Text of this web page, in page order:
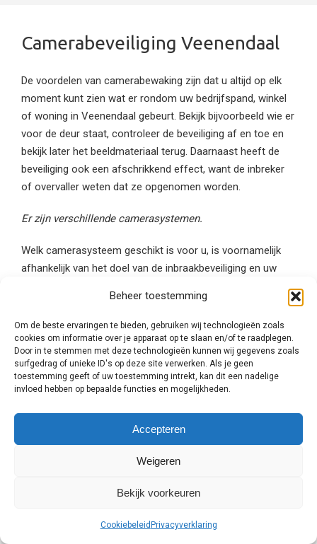
Beheer toestemming
Om de beste ervaringen te bieden, gebruiken wij technologieën zoals
cookies om informatie over je apparaat op te slaan en/of te raadplegen.
Door in te stemmen met deze technologieën kunnen wij gegevens zoals
surfgedrag of unieke ID's op deze site verwerken. Als je geen
toestemming geeft of uw toestemming intrekt, kan dit een nadelige
invloed hebben op bepaalde functies en mogelijkheden.
Accepteren
Weigeren
Bekijk voorkeuren
Cookiebeleid Privacyverklaring
Camerabeveiliging Veenendaal
De voordelen van camerabewaking zijn dat u altijd op elk
moment kunt zien wat er rondom uw bedrijfspand, winkel
of woning in Veenendaal gebeurt. Bekijk bijvoorbeeld wie er
voor de deur staat, controleer de beveiliging af en toe en
bekijk later het beeldmateriaal terug. Daarnaast heeft de
beveiliging ook een afschrikkend effect, want de inbreker
of overvaller weten dat ze opgenomen worden.
Er zijn verschillende camerasystemen.
Welk camerasysteem geschikt is voor u, is voornamelijk
afhankelijk van het doel van de inbraakbeveiliging en uw
geschikt voor verre afstanden en met een
infraroodcamera bekijkt u de omgeving zelfs scherp in het
donker. Laat u daarom goed adviseren door een
beveiligingsexpert uit Veenendaal envraag altijd meerdere
vrijblijvende offertes aanom te vergelijken!
beveiligingscamera
Bij een woning in Veenendaal kiest men er meestal voor
achterdeur te plaatsen. Zo kunt u altijd zien wie er voor de
deur staat en in de achtertuin is. Voor bedrijfspanden